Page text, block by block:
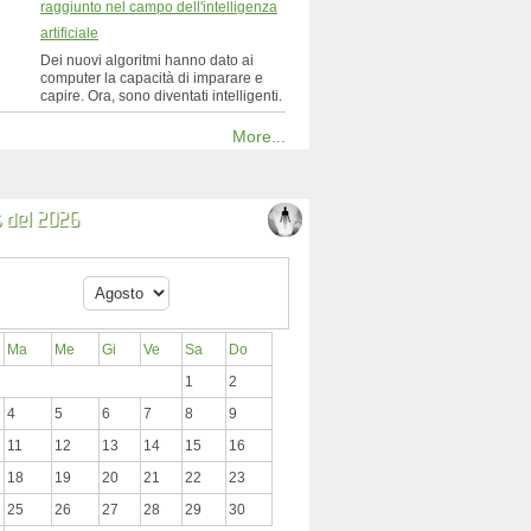
raggiunto nel campo dell'intelligenza
artificiale
Dei nuovi algoritmi hanno dato ai
computer la capacità di imparare e
capire. Ora, sono diventati intelligenti.
More...
del 2026
Ma Me Gi Ve Sa
Do
1
2
4 5 6 7 8
9
11 12 13 14 15
16
18 19 20 21 22
23
25 26 27 28 29 30